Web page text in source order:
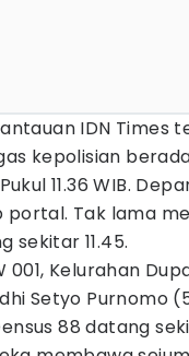
IDN Times
kepolisian
11.36 WIB.
Tak lama
sekitar 11.45.
001, Kelurahan
Setyo Purnomo
88 datang